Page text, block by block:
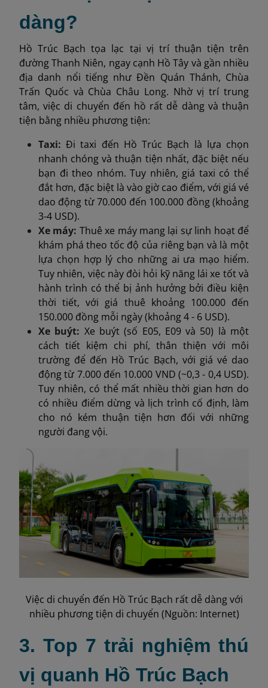
dàng?
Hồ Trúc Bạch tọa lạc tại vị trí thuận tiện trên
đường Thanh Niên, ngay cạnh Hồ Tây và gần nhiều
địa danh nổi tiếng như Đền Quán Thánh, Chùa
Trấn Quốc và Chùa Châu Long. Nhờ vị trí trung
tâm, việc di chuyển đến hồ rất dễ dàng và thuận
tiện bằng nhiều phương tiện:
Taxi:Đi taxi đến Hồ Trúc Bạch là lựa chọn
nhanh chóng và thuận tiện nhất, đặc biệt nếu
bạn đi theo nhóm. Tuy nhiên, giá taxi có thể
đắt hơn, đặc biệt là vào giờ cao điểm, với giá vé
dao động từ 70.000 đến 100.000 đồng (khoảng
3-4 USD).
Xe máy: Thuê xe máy mang lại sự linh hoạt để
khám phá theo tốc độ của riêng bạn và là một
lựa chọn hợp lý cho những ai ưa mạo hiểm.
Tuy nhiên, việc này đòi hỏi kỹ năng lái xe tốt và
hành trình có thể bị ảnh hưởng bởi điều kiện
thời tiết, với giá thuê khoảng 100.000 đến
150.000 đồng mỗi ngày (khoảng 4 - 6 USD).
Xe buýt: Xe buýt (số E05, E09 và 50) là một
cách tiết kiệm chi phí, thân thiện với môi
trường để đến Hồ Trúc Bạch, với giá vé dao
động từ 7.000 đến 10.000 VND (~0,3 - 0,4 USD).
Tuy nhiên, có thể mất nhiều thời gian hơn do
có nhiều điểm dừng và lịch trình cố định, làm
cho nó kém thuận tiện hơn đối với những
người đang vội.
Việc di chuyển đến Hồ Trúc Bạch rất dễ dàng với
nhiều phương tiện di chuyển (Nguồn: Internet)
3. Top 7 trải nghiệm thú
vị quanh Hồ Trúc Bạch